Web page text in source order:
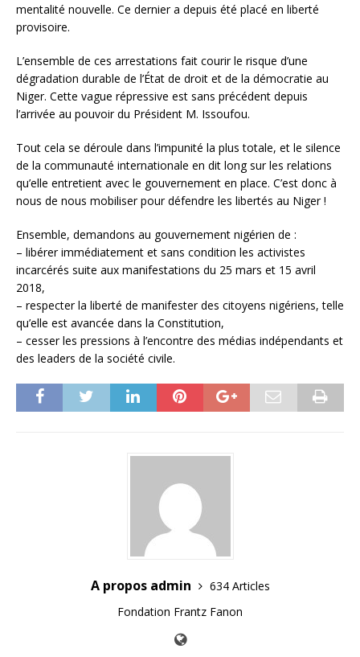
mentalité nouvelle. Ce dernier a depuis été placé en liberté
provisoire.
L’ensemble de ces arrestations fait courir le risque d’une
dégradation durable de l’État de droit et de la démocratie au
Niger. Cette vague répressive est sans précédent depuis
l’arrivée au pouvoir du Président M. Issoufou.
Tout cela se déroule dans l’impunité la plus totale, et le silence
de la communauté internationale en dit long sur les relations
qu’elle entretient avec le gouvernement en place. C’est donc à
nous de nous mobiliser pour défendre les libertés au Niger !
Ensemble, demandons au gouvernement nigérien de :
– libérer immédiatement et sans condition les activistes
incarcérés suite aux manifestations du 25 mars et 15 avril
2018,
– respecter la liberté de manifester des citoyens nigériens, telle
qu’elle est avancée dans la Constitution,
– cesser les pressions à l’encontre des médias indépendants et
des leaders de la société civile.
A propos admin
634 Articles
Fondation Frantz Fanon